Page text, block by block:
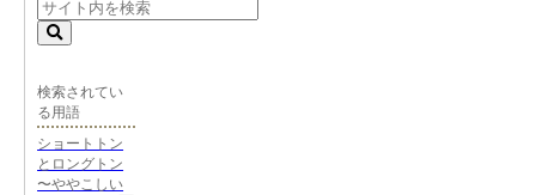
検索されてい
る用語
ショートトン
とロングトン
〜ややこしい